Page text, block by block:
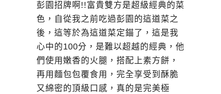
彭園招牌啊!!富貴雙方是超級經典的菜
色，自從我之前吃過彭園的這道菜之
後，這等於為這道菜定錨了，這是我
心中的100分，是難以超越的經典，他
們使用嫩香的火腿，搭配上素方餅，
再用麵包包覆食用，完全享受到酥脆
又綿密的頂級口感，真的是完美極